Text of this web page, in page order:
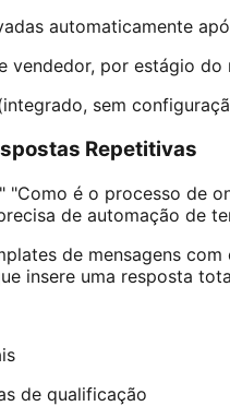
automaticamente
vendedor, por estágio
sem
Repetitivas
"Como é o processo de
de automação de
de mensagens
insere uma resposta
de qualificação